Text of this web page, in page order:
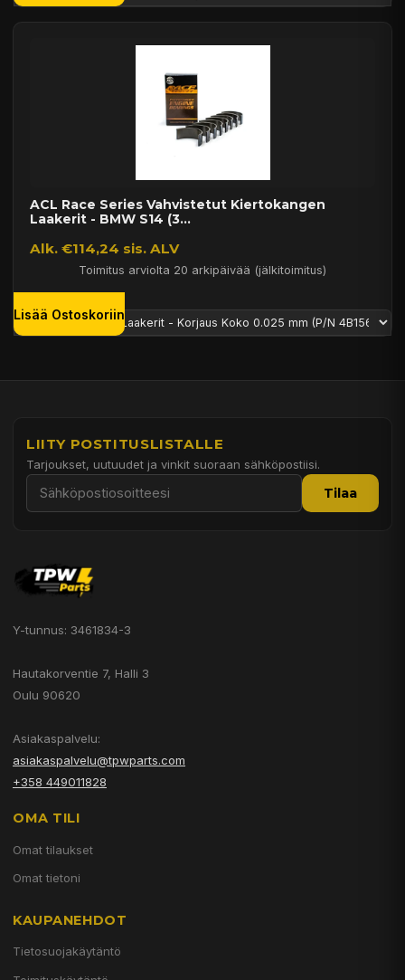
ACL Race Series Vahvistetut Kiertokangen
Laakerit - BMW S14 (3...
Alk. €114,24 sis. ALV
Toimitus arviolta 20 arkipäivää (jälkitoimitus)
Lisää Ostoskoriin
LIITY POSTITUSLISTALLE
Tarjoukset, uutuudet ja vinkit suoraan sähköpostiisi.
Tilaa
Y-tunnus: 3461834-3
Hautakorventie 7, Halli 3
Oulu 90620
Asiakaspalvelu:
asiakaspalvelu@tpwparts.com
+358 449011828
OMA TILI
Omat tilaukset
Omat tietoni
KAUPANEHDOT
Tietosuojakäytäntö